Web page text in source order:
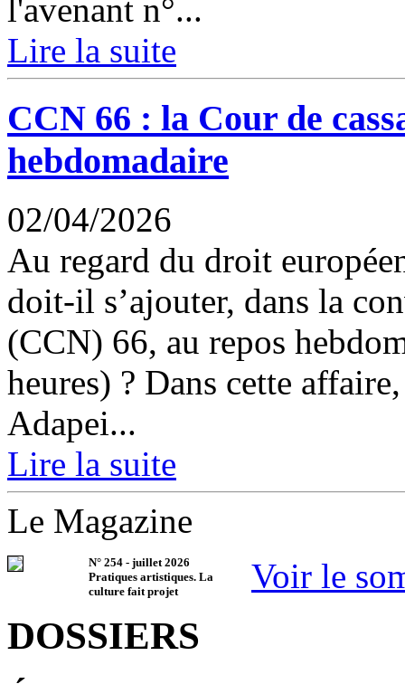
l'avenant n°...
Lire la suite
CCN 66 : la Cour de
hebdomadaire
02/04/2026
Au regard du droit
doit-il s’ajouter, dans la
(CCN) 66, au repos
heures) ? Dans cette
Adapei...
Lire la suite
Le Magazine
N° 254 - juillet 2026
Pratiques artistiques. La
culture fait projet
Voir le
DOSSIERS